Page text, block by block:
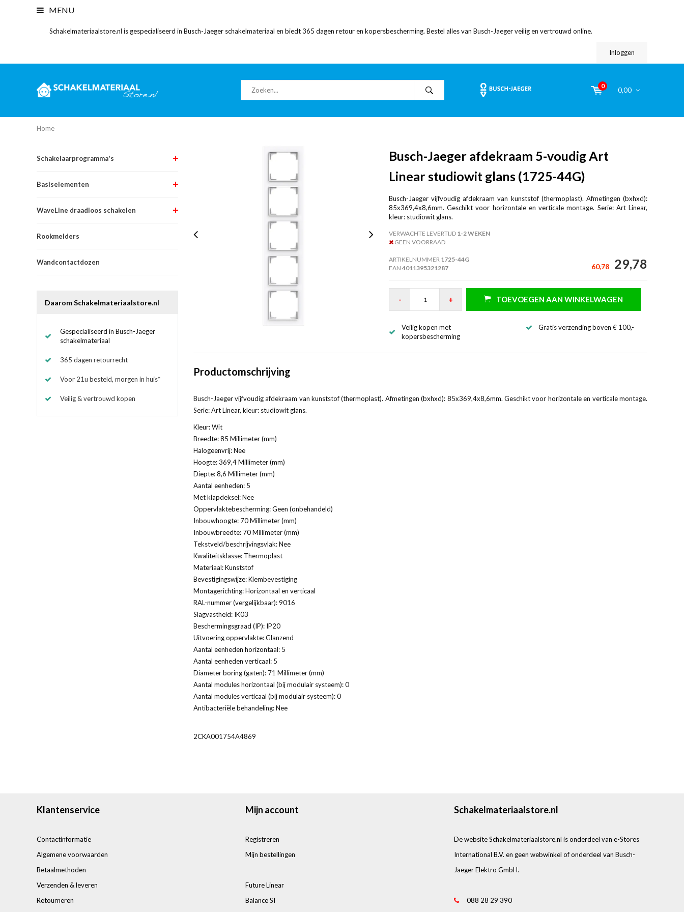
MENU
Schakelmateriaalstore.nl is gespecialiseerd in Busch-Jaeger schakelmateriaal en biedt 365 dagen retour en kopersbescherming. Bestel alles van Busch-Jaeger veilig en vertrouwd online.
Inloggen
0
0,00
Home
Schakelaarprogramma's
Basiselementen
WaveLine draadloos schakelen
Rookmelders
Wandcontactdozen
Daarom Schakelmateriaalstore.nl
Gespecialiseerd in Busch-Jaeger
schakelmateriaal
365 dagen retourrecht
Voor 21u besteld, morgen in huis*
Veilig & vertrouwd kopen
Busch-Jaeger afdekraam 5-voudig Art
Linear studiowit glans (1725-44G)
Busch-Jaeger vijfvoudig afdekraam van kunststof (thermoplast). Afmetingen (bxhxd):
85x369,4x8,6mm. Geschikt voor horizontale en verticale montage. Serie: Art Linear,
kleur: studiowit glans.
VERWACHTE LEVERTIJD1-2 WEKEN
GEEN VOORRAAD
ARTIKELNUMMER 1725-44G
EAN 4011395321287 60,78 29,78
- + TOEVOEGEN AAN WINKELWAGEN
Veilig kopen met
kopersbescherming
Gratis verzending boven € 100,-
Productomschrijving
Busch-Jaeger vijfvoudig afdekraam van kunststof (thermoplast). Afmetingen (bxhxd): 85x369,4x8,6mm. Geschikt voor horizontale en verticale montage.
Serie: Art Linear, kleur: studiowit glans.
Kleur: Wit
Breedte: 85 Millimeter (mm)
Halogeenvrij: Nee
Hoogte: 369,4 Millimeter (mm)
Diepte: 8,6 Millimeter (mm)
Aantal eenheden: 5
Met klapdeksel: Nee
Oppervlaktebescherming: Geen (onbehandeld)
Inbouwhoogte: 70 Millimeter (mm)
Inbouwbreedte: 70 Millimeter (mm)
Tekstveld/beschrijvingsvlak: Nee
Kwaliteitsklasse: Thermoplast
Materiaal: Kunststof
Bevestigingswijze: Klembevestiging
Montagerichting: Horizontaal en verticaal
RAL-nummer (vergelijkbaar): 9016
Slagvastheid: IK03
Beschermingsgraad (IP): IP20
Uitvoering oppervlakte: Glanzend
Aantal eenheden horizontaal: 5
Aantal eenheden verticaal: 5
Diameter boring (gaten): 71 Millimeter (mm)
Aantal modules horizontaal (bij modulair systeem): 0
Aantal modules verticaal (bij modulair systeem): 0
Antibacteriële behandeling: Nee
2CKA001754A4869
Klantenservice
Contactinformatie
Algemene voorwaarden
Betaalmethoden
Verzenden & leveren
Retourneren
Mijn account
Registreren
Mijn bestellingen
Future Linear
Balance SI
Schakelmateriaalstore.nl
De website Schakelmateriaalstore.nl is onderdeel van e-Stores
International B.V. en geen webwinkel of onderdeel van Busch-
Jaeger Elektro GmbH.
088 28 29 390